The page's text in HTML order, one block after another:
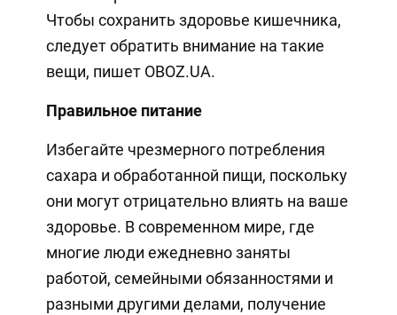
Чтобы сохранить здоровье кишечника,
следует обратить внимание на такие
вещи, пишет OBOZ.UA.
Правильное питание
Избегайте чрезмерного потребления
сахара и обработанной пищи, поскольку
они могут отрицательно влиять на ваше
здоровье. В современном мире, где
многие люди ежедневно заняты
работой, семейными обязанностями и
разными другими делами, получение